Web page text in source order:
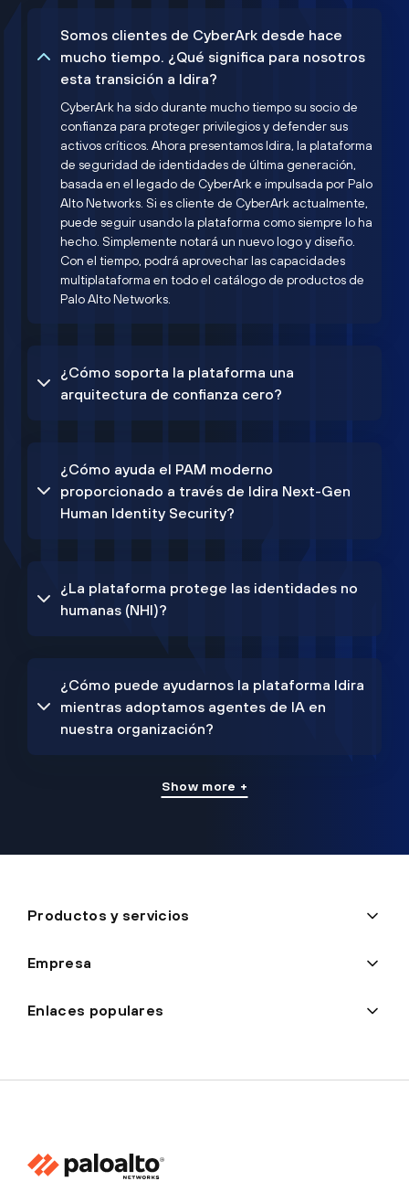
Somos clientes de CyberArk desde hace
mucho tiempo. ¿Qué significa para nosotros
esta transición a Idira?
CyberArk ha sido durante mucho tiempo su socio de
confianza para proteger privilegios y defender sus
activos críticos. Ahora presentamos Idira, la plataforma
de seguridad de identidades de última generación,
basada en el legado de CyberArk e impulsada por Palo
Alto Networks. Si es cliente de CyberArk actualmente,
puede seguir usando la plataforma como siempre lo ha
hecho. Simplemente notará un nuevo logo y diseño.
Con el tiempo, podrá aprovechar las capacidades
multiplataforma en todo el catálogo de productos de
Palo Alto Networks.
¿Cómo soporta la plataforma una
arquitectura de confianza cero?
¿Cómo ayuda el PAM moderno
proporcionado a través de Idira Next-Gen
Human Identity Security?
¿La plataforma protege las identidades no
humanas (NHI)?
¿Cómo puede ayudarnos la plataforma Idira
mientras adoptamos agentes de IA en
nuestra organización?
Show more +
Productos y servicios
Empresa
Enlaces populares